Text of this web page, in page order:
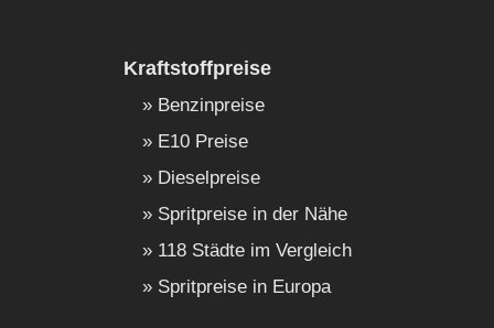
Kraftstoffpreise
Benzinpreise
E10 Preise
Dieselpreise
Spritpreise in der Nähe
118 Städte im Vergleich
Spritpreise in Europa